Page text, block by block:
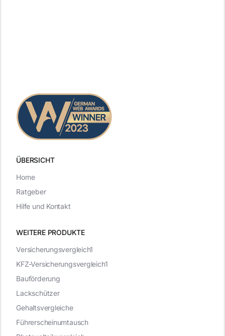
ÜBERSICHT
WEITERE PRODUKTE
Versicherungsvergleich1
KFZ-Versicherungsvergleich1
Bauförderung
Lackschützer
Gehaltsvergleiche
Führerscheinumtausch
Home
Ratgeber
Hilfe und Kontakt